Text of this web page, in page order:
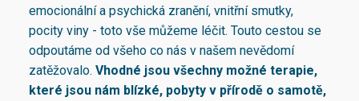
emocionální a psychická zranění, vnitřní smutky,
pocity viny - toto vše můžeme léčit. Touto cestou se
odpoutáme od všeho co nás v našem nevědomí
zatěžovalo. Vhodné jsou všechny možné terapie,
které jsou nám blízké, pobyty v přírodě o samotě,